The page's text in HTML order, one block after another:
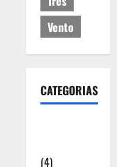
Vento
CATEGORIAS
(4)